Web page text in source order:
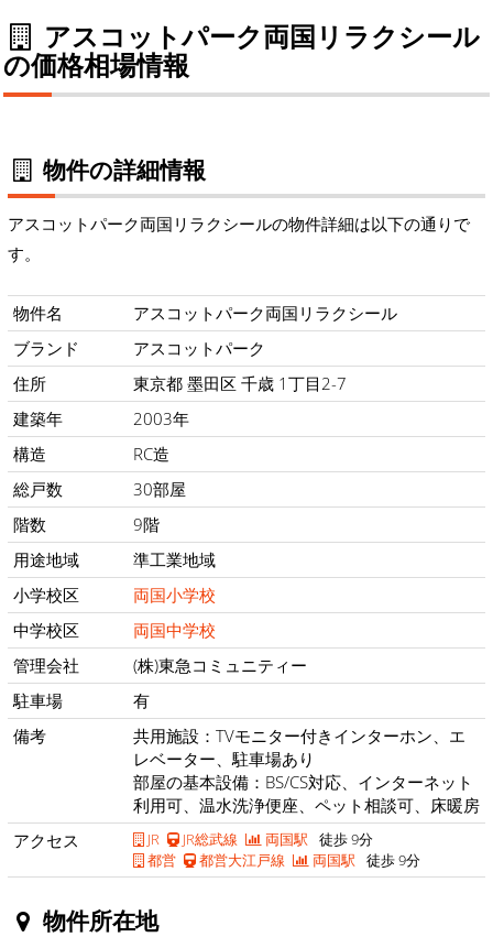
アスコットパーク両国リラクシール
の価格相場情報
物件の詳細情報
アスコットパーク両国リラクシールの物件詳細は以下の通りで
す。
物件名
アスコットパーク両国リラクシール
ブランド
アスコットパーク
住所
東京都 墨田区 千歳 1丁目2-7
建築年
2003年
構造
RC造
総戸数
30部屋
階数
9階
用途地域
準工業地域
小学校区
両国小学校
中学校区
両国中学校
管理会社
(株)東急コミュニティー
駐車場
有
備考
共用施設：TVモニター付きインターホン、エ
レベーター、駐車場あり
部屋の基本設備：BS/CS対応、インターネット
利用可、温水洗浄便座、ペット相談可、床暖房
アクセス
JR JR総武線 両国駅 徒歩 9分
都営
都営大江戸線 両国駅 徒歩 9分
物件所在地